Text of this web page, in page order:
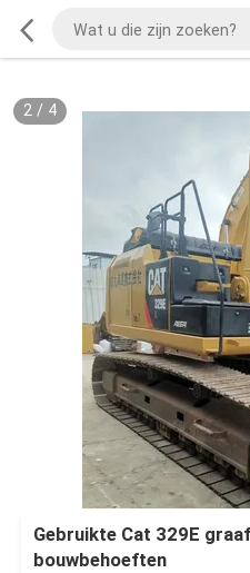
2/ 4
Gebruikte Cat 329E
bouwbehoeften